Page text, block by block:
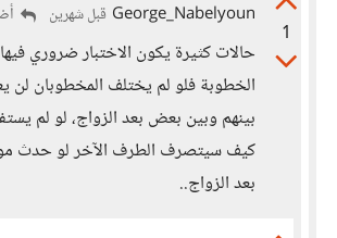
1
George_Nabelyoun قبل شهرين
حالات كثيرة يكون الاختبار ضروري
الخطوبة فلو لم يختلف المخطوبان لن
بينهم وبين بعض بعد الزواج، لو لم
كيف سيتصرف الطرف الآخر لو حدث
بعد الزواج..